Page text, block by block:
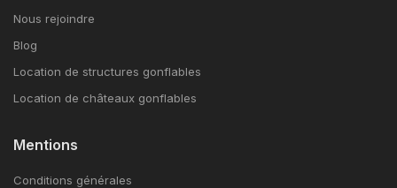
Nous rejoindre
Blog
Location de structures gonflables
Location de châteaux gonflables
Mentions
Conditions générales